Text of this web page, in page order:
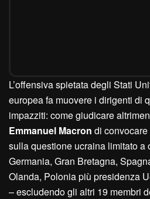
L’offensiva spietata degli Stati
europea fa muovere i dirigenti di
impazziti: come giudicare
Emmanuel Macron di convocare
sulla questione ucraina limitato a
Germania, Gran Bretagna,
Olanda, Polonia più presidenza
– escludendo gli altri 19 membri